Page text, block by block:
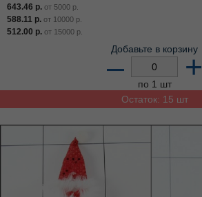
643.46 р. от 5000 р.
588.11 р. от 10000 р.
512.00 р. от 15000 р.
Добавьте в корзину
– +
по 1 шт
Остаток: 15 шт